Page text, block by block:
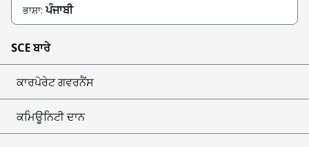
ਭਾਸ਼ਾ:ਪੰਜਾਬੀ
SCE ਬਾਰੇ
ਕਾਰਪੋਰੇਟ ਗਵਰਨੈਂਸ
ਕਮਿਊਨਿਟੀ ਦਾਨ